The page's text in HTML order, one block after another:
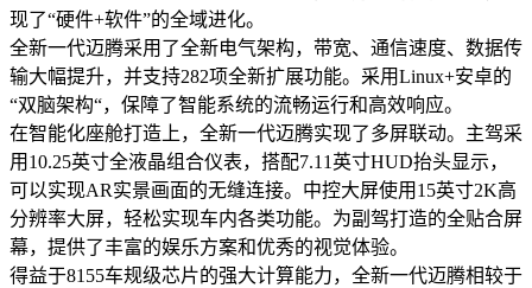
现了“硬件+软件”的全域进化。
全新一代迈腾采用了全新电气架构，带宽、通信速度、数据传
输大幅提升，并支持282项全新扩展功能。采用Linux+安卓的
“双脑架构“，保障了智能系统的流畅运行和高效响应。
在智能化座舱打造上，全新一代迈腾实现了多屏联动。主驾采
用10.25英寸全液晶组合仪表，搭配7.11英寸HUD抬头显示，
可以实现AR实景画面的无缝连接。中控大屏使用15英寸2K高
分辨率大屏，轻松实现车内各类功能。为副驾打造的全贴合屏
幕，提供了丰富的娱乐方案和优秀的视觉体验。
得益于8155车规级芯片的强大计算能力，全新一代迈腾相较于